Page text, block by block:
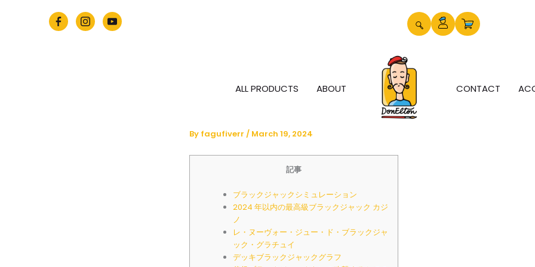
ALL PRODUCTS ABOUT CONTACT
By fagufiverr / March 19, 2024
記事
ブラックジャックシミュレーション
2024 年以内の最高級ブラックジャック カジ
ノ
レ・ヌーヴォー・ジュー・ド・ブラックジャ
ック・グラチュイ
デッキブラックジャックグラフ